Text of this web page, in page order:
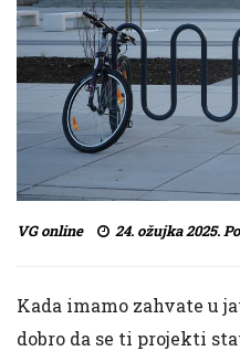
VG online 24. ožujka 2025.
Kada imamo zahvate u
dobro da se ti projekti